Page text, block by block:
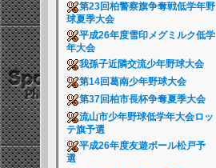
第23回柏警察旗争奪戦低学年野
球夏季大会
平成26年度雪印メグミルク低学
年大会
我孫子近隣交流少年野球大会
第14回葛南少年野球大会
第37回柏市長杯争奪夏季大会
流山市少年野球低学年大会ロッ
テ旗予選
平成26年度友遊ボール松戸予
選